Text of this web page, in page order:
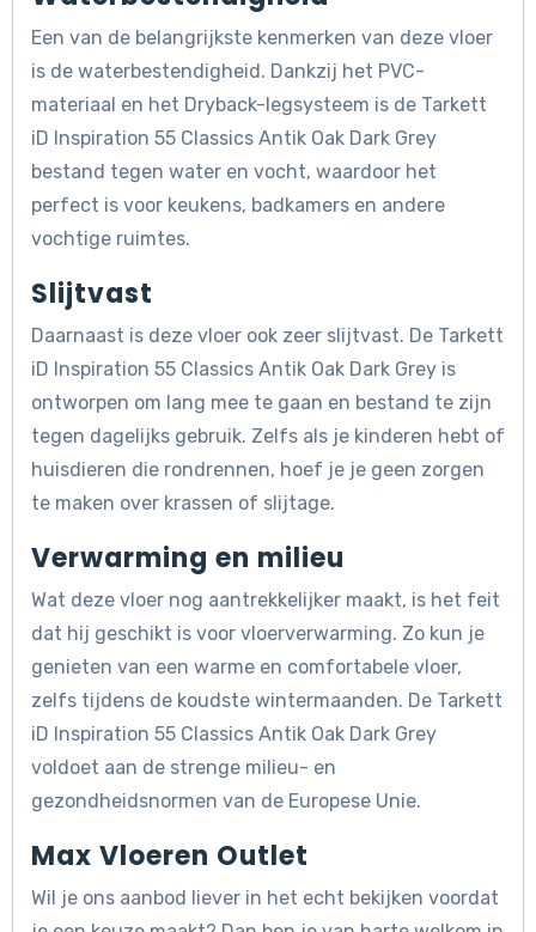
Een van de belangrijkste kenmerken van deze vloer
is de waterbestendigheid. Dankzij het PVC-
materiaal en het Dryback-legsysteem is de Tarkett
iD Inspiration 55 Classics Antik Oak Dark Grey
bestand tegen water en vocht, waardoor het
perfect is voor keukens, badkamers en andere
vochtige ruimtes.
Slijtvast
Daarnaast is deze vloer ook zeer slijtvast. De Tarkett
iD Inspiration 55 Classics Antik Oak Dark Grey is
ontworpen om lang mee te gaan en bestand te zijn
tegen dagelijks gebruik. Zelfs als je kinderen hebt of
huisdieren die rondrennen, hoef je je geen zorgen
te maken over krassen of slijtage.
Verwarming en milieu
Wat deze vloer nog aantrekkelijker maakt, is het feit
dat hij geschikt is voor vloerverwarming. Zo kun je
genieten van een warme en comfortabele vloer,
zelfs tijdens de koudste wintermaanden. De Tarkett
iD Inspiration 55 Classics Antik Oak Dark Grey
voldoet aan de strenge milieu- en
gezondheidsnormen van de Europese Unie.
Max Vloeren Outlet
Wil je ons aanbod liever in het echt bekijken voordat